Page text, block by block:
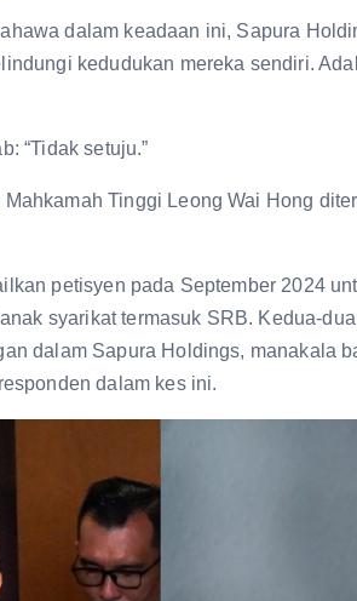
dalam keadaan ini, Sapura
kedudukan mereka sendiri.
“Tidak setuju.”
Tinggi Leong Wai Hong
petisyen pada September 2024
syarikat termasuk SRB. Kedua-
dalam Sapura Holdings, manakala
dalam kes ini.